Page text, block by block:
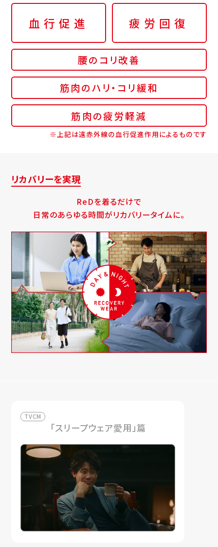
血行促進 疲労回復
腰のコリ改善
筋肉のハリ・コリ緩和
筋肉の疲労軽減
※上記は遠赤外線の血行促進作用によるものです
リカバリーを実現
ReDを着るだけで
日常のあらゆる時間がリカバリータイムに。
TVCM
「スリープウェア愛用」篇